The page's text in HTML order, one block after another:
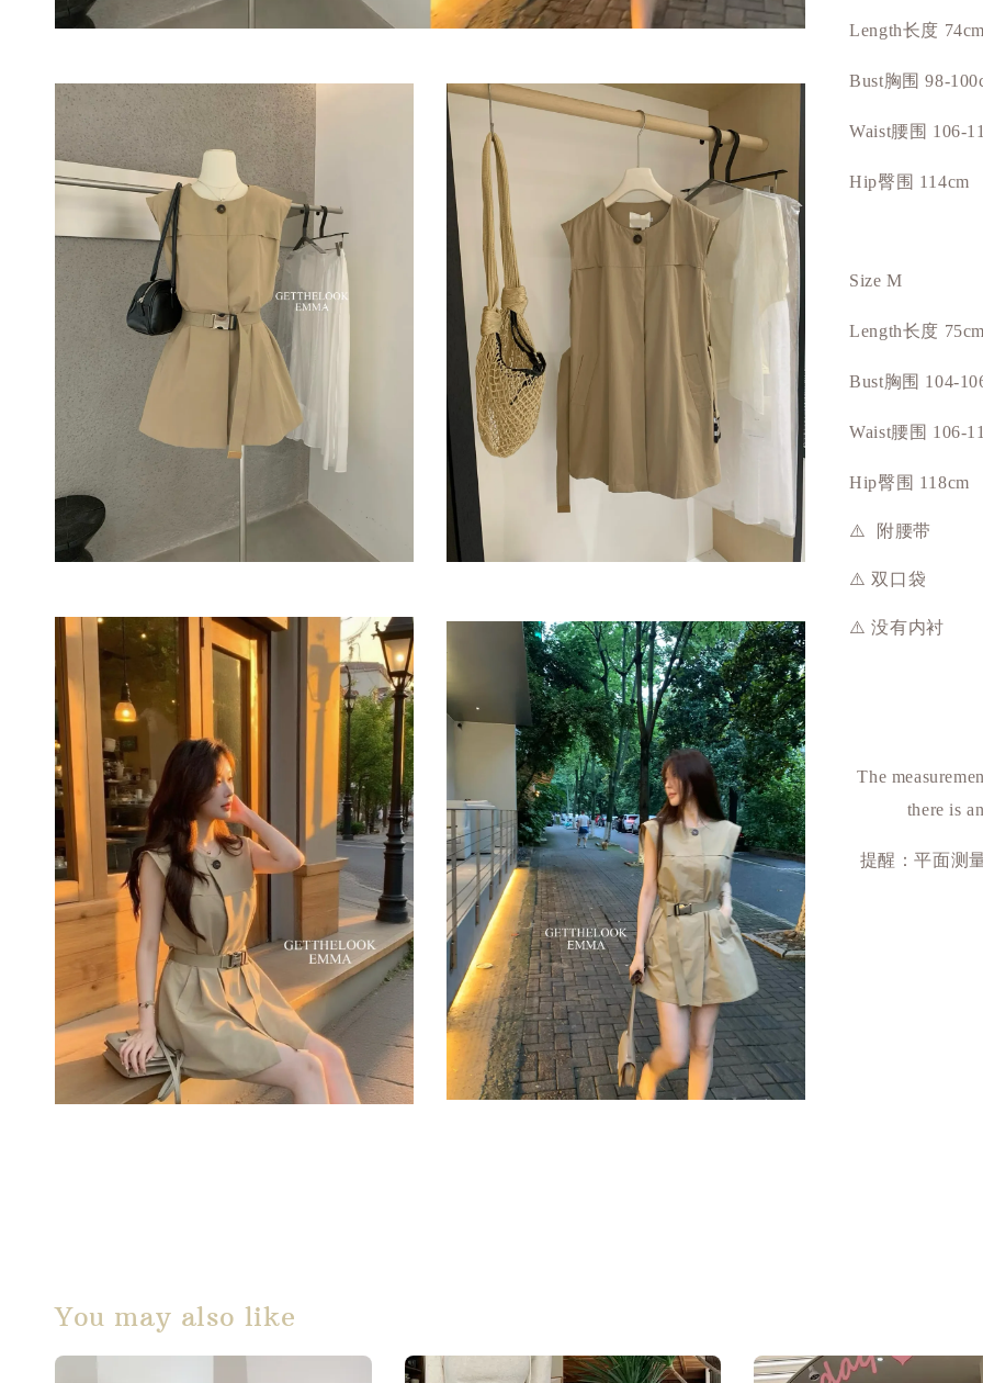
Length长度 74cm
Bust胸围 98-
Waist腰围 106-
Hip臀围 114cm
Size M
Length长度 75cm
Bust胸围 104-
Waist腰围 106-
Hip臀围 118cm
⚠️ 附腰带
⚠️ 双口袋
⚠️ 没有内衬
The
there is
提醒：平面测
You may also like